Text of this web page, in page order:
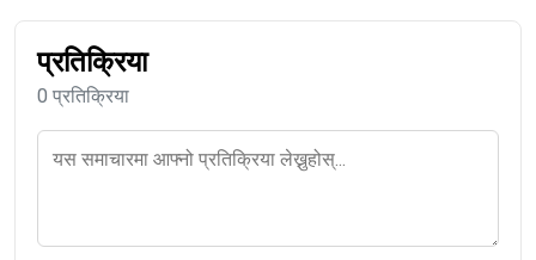
प्रतिक्रिया
0 प्रतिक्रिया